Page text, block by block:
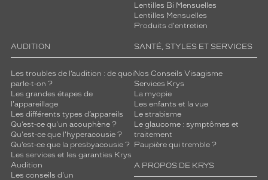
Lentilles Bi Mensuelles
Lentilles Mensuelles
Produits d'entretien
AUDITION
Les troubles de l’audition : de quoi
parle-t-on ?
Les grandes étapes de
l'appareillage
Les différents types d’appareils
Qu’est-ce qu'un acouphène ?
Qu'est-ce que l'hyperacousie ?
Qu’est-ce que la presbyacousie ?
Les services et les garanties Krys
Audition
Les conseils d'un
SANTÉ, STYLES ET SERVICES
Nos Conseils Visagisme
Services Krys
La myopie
Les enfants et la vue
Le strabisme
Le glaucome : symptômes et
traitement
Paupière qui tremble ?
A PROPOS DE KRYS